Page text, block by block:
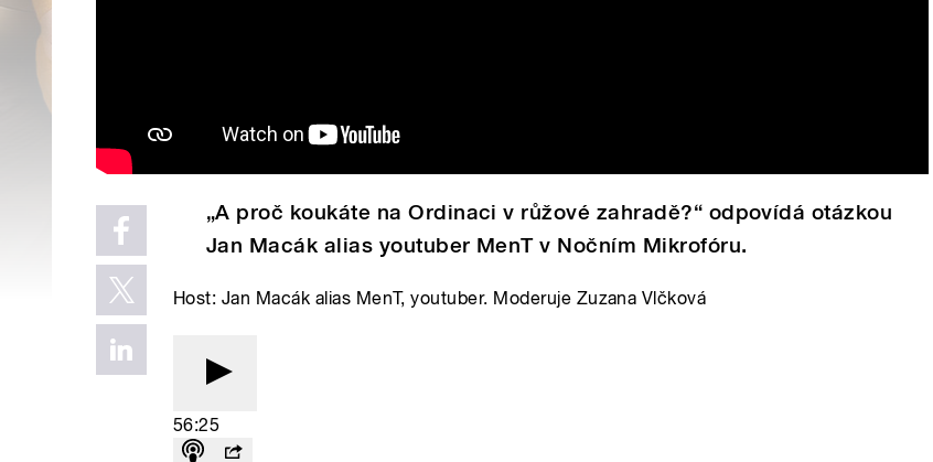
„A proč koukáte na Ordinaci v růžové zahradě?“ odpovídá otázkou
Jan Macák alias youtuber MenT v Nočním Mikrofóru.
Host: Jan Macák alias MenT, youtuber. Moderuje Zuzana Vlčková
56:25